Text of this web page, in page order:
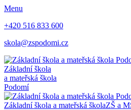
Menu
+420 516 833 600
skola@zspodomi.cz
Základní škola
a mateřská škola
Podomí
Základní škola a mateřská školaZŠ a